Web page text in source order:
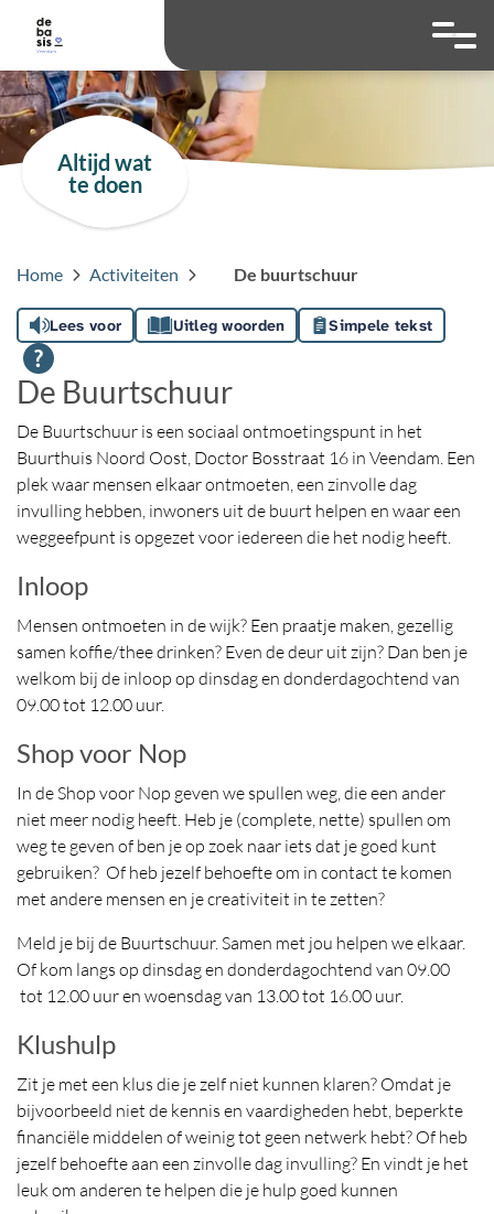
overslaan
Hoog contrast
Ga naar
Altijd wat
te doen
Home Activiteiten De buurtschuur
Lees voor Uitleg woorden Simpele tekst
De Buurtschuur
De Buurtschuur is een sociaal ontmoetingspunt in het
Buurthuis Noord Oost, Doctor Bosstraat 16 in Veendam. Een
plek waar mensen elkaar ontmoeten, een zinvolle dag
invulling hebben, inwoners uit de buurt helpen en waar een
weggeefpunt is opgezet voor iedereen die het nodig heeft.
Inloop
Mensen ontmoeten in de wijk? Een praatje maken, gezellig
samen koffie/thee drinken? Even de deur uit zijn? Dan ben je
welkom bij de inloop op dinsdag en donderdagochtend van
09.00 tot 12.00 uur.
Shop voor Nop
In de Shop voor Nop geven we spullen weg, die een ander
niet meer nodig heeft. Heb je (complete, nette) spullen om
weg te geven of ben je op zoek naar iets dat je goed kunt
gebruiken? Of heb jezelf behoefte om in contact te komen
met andere mensen en je creativiteit in te zetten?
Meld je bij de Buurtschuur. Samen met jou helpen we elkaar.
Of kom langs op dinsdag en donderdagochtend van 09.00
tot 12.00 uur en woensdag van 13.00 tot 16.00 uur.
Klushulp
Zit je met een klus die je zelf niet kunnen klaren? Omdat je
bijvoorbeeld niet de kennis en vaardigheden hebt, beperkte
financiële middelen of weinig tot geen netwerk hebt? Of heb
jezelf behoefte aan een zinvolle dag invulling? En vindt je het
leuk om anderen te helpen die je hulp goed kunnen